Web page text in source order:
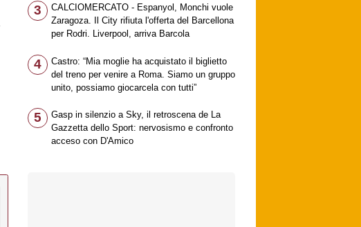
3
CALCIOMERCATO - Espanyol, Monchi vuole
Zaragoza. Il City rifiuta l'offerta del Barcellona
per Rodri. Liverpool, arriva Barcola
4
Castro: “Mia moglie ha acquistato il biglietto
del treno per venire a Roma. Siamo un gruppo
unito, possiamo giocarcela con tutti”
5
Gasp in silenzio a Sky, il retroscena de La
Gazzetta dello Sport: nervosismo e confronto
acceso con D'Amico